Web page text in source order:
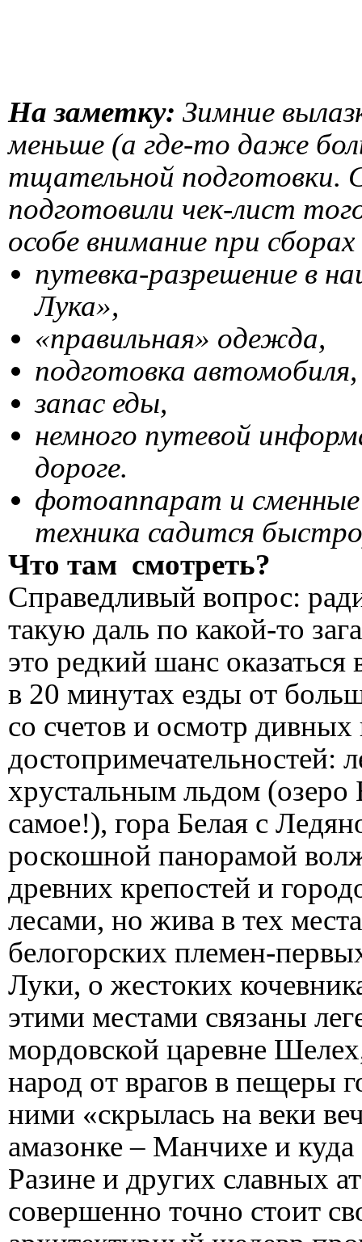
На заметку: Зимние
меньше (а где-то даже
тщательной подготовки.
подготовили чек-лист
особе внимание при
путевка-разрешение в
Лука»,
«правильная» одежда,
подготовка автомобиля,
запас еды,
немного путевой
дороге.
фотоаппарат и сменные
техника садится
Что там смотреть?
Справедливый вопрос:
такую даль по какой-то
это редкий шанс
в 20 минутах езды от
со счетов и осмотр
достопримечательностей:
хрустальным льдом
самое!), гора Белая с
роскошной панорамой
древних крепостей и
лесами, но жива в тех
белогорских племен-
Луки, о жестоких
этими местами связаны
мордовской царевне
народ от врагов в пещеры
ними «скрылась на веки
амазонке – Манчихе и
Разине и других славных
совершенно точно стоит